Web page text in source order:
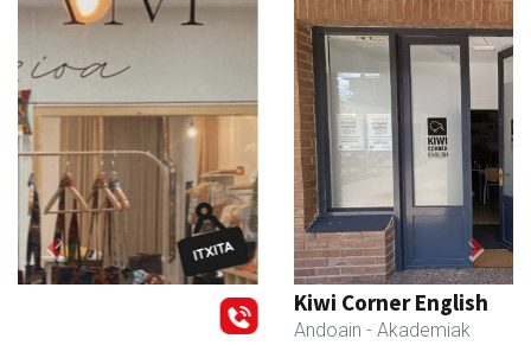
Previous Next